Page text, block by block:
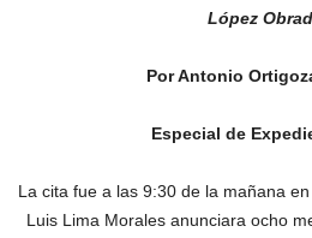
López
Por Antonio
Especial de
La cita fue a las 9:30 de la mañana
Luis Lima Morales anunciara ocho